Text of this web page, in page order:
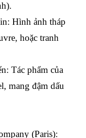
Hình ảnh tháp
hoặc tranh
Tác phẩm của
mang đậm dấu
(Paris):